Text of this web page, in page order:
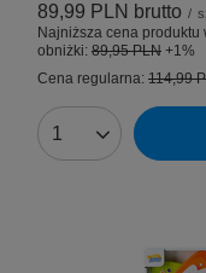
89,99 PLN brutto /
Najniższa cena
obniżki: 89,95 PLN +1%
Cena regularna: 114,99